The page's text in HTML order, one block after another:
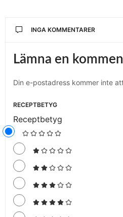
INGA KOMMENTARER
Lämna en
Din e-postadress kommer inte
RECEPTBETYG
Receptbetyg